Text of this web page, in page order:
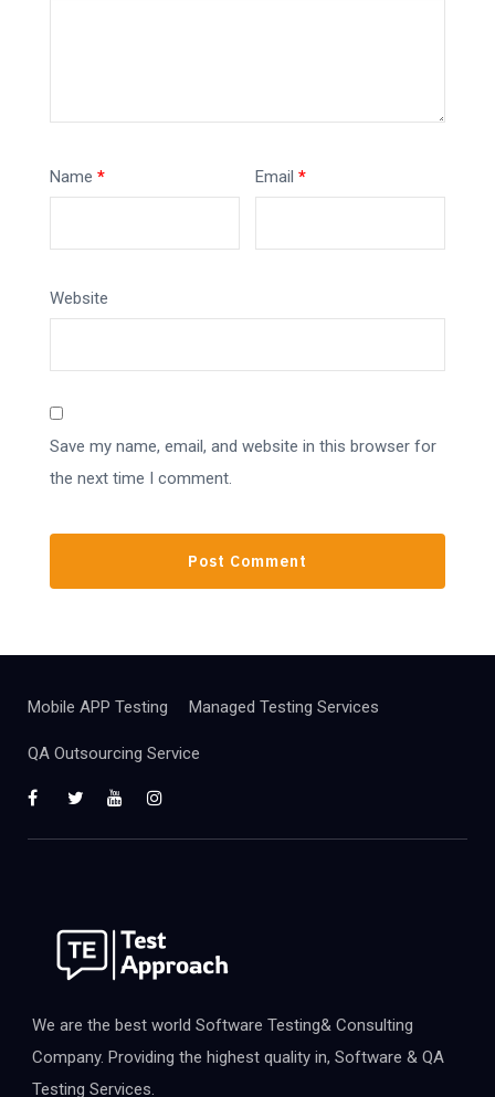
Name * Email*
Website
Save my name, email, and website in this browser for
the next time I comment.
Mobile APP Testing Managed Testing Services
QA Outsourcing Service
We are the best world Software Testing& Consulting
Company. Providing the highest quality in, Software & QA
Testing Services.